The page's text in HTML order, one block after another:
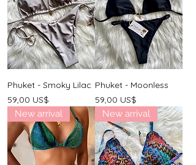
Phuket - Smoky Lilac
Precio
59,00 US$
Phuket - Moonless
Precio
59,00 US$
New arrival
New arrival